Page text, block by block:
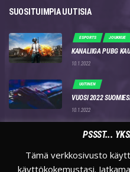
SUOSITUIMPIA UUTISIA
ESPORTS JOUKKUE
KANALIIGA PUBG
10.1.2022
UUTINEN
VUOSI 2022
10.1.2022
UUTINEN
KESKUSTELUA!
18.3.2021
PSSST...
Tämä verkkosivusto
käyttökokemustasi.